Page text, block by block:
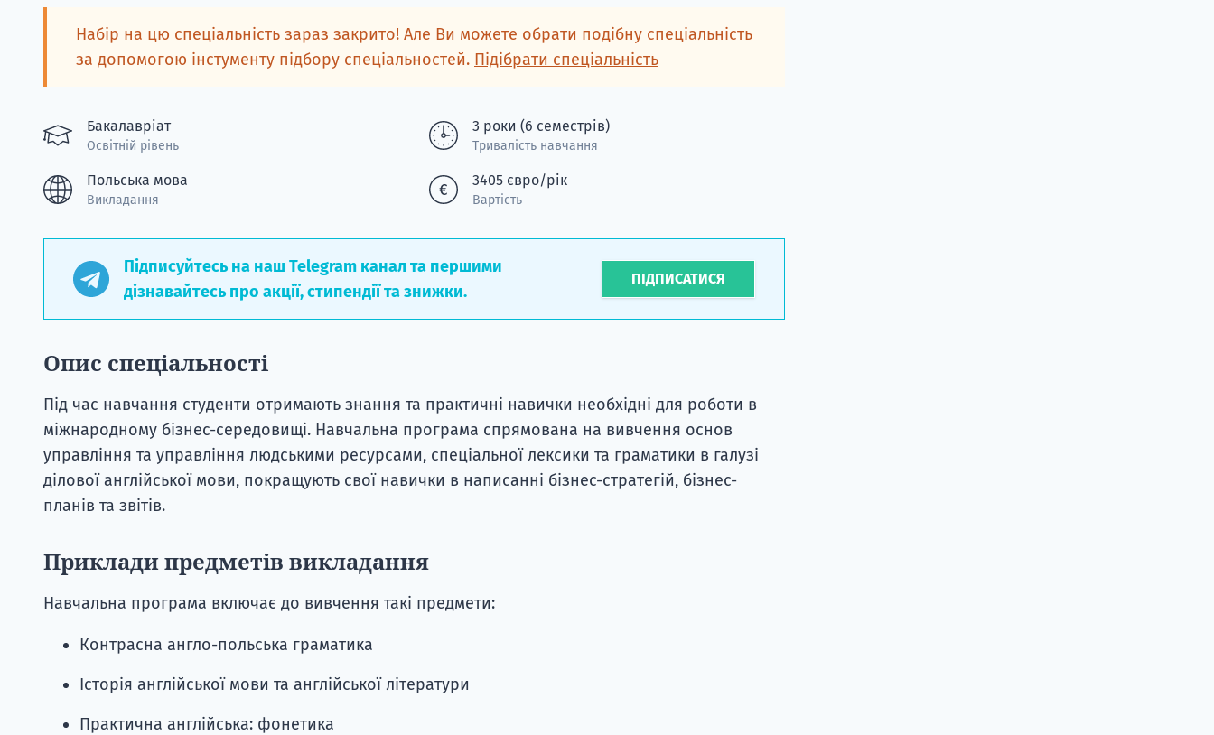
Набір на цю спеціальність зараз закрито! Але Ви можете обрати подібну спеціальність
за допомогою інстументу підбору спеціальностей. Підібрати спеціальність
Бакалавріат
Освітній рівень
3 роки (6 семестрів)
Тривалість навчання
Польська мова
Викладання
3405 євро/рік
Вартість
Підписуйтесь на наш Telegram канал та першими
дізнавайтесь про акції, стипендії та знижки.
ПІДПИСАТИСЯ
Опис спеціальності
Під час навчання студенти отримають знання та практичні навички необхідні для роботи в
міжнародному бізнес-середовищі. Навчальна програма спрямована на вивчення основ
управління та управління людськими ресурсами, спеціальної лексики та граматики в галузі
ділової англійської мови, покращують свої навички в написанні бізнес-стратегій, бізнес-
планів та звітів.
Приклади предметів викладання
Навчальна програма включає до вивчення такі предмети:
Контрасна англо-польська граматика
Історія англійської мови та англійської літератури
Практична англійська: фонетика